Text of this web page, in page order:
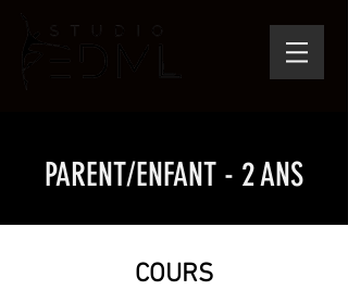
PARENT/ENFANT - 2 ANS
COURS